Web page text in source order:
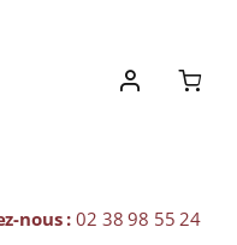
nous :02 38 98 55 24